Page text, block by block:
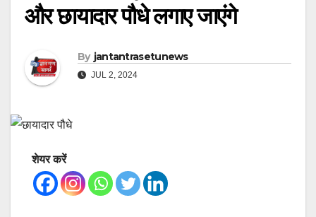
और छायादार पौधे लगाए जाएंगे
By jantantrasetunews
JUL 2, 2024
शेयर करें